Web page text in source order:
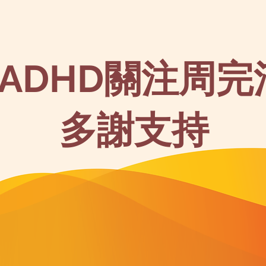
關注周完
多謝支持